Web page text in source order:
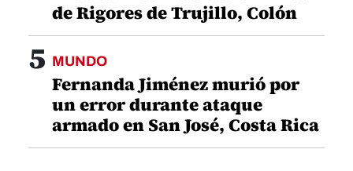
de Rigores de Trujillo, Colón
5 MUNDO
Fernanda Jiménez murió por
un error durante ataque
armado en San José, Costa Rica